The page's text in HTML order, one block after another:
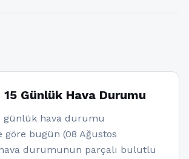
15 Günlük Hava Durumu
günlük hava durumu
bugün (08 Ağustos
durumunun parçalı bulutlu